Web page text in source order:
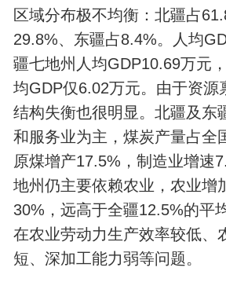
区域分布极不均衡：北疆占
29.8%、东疆占8.4%。人均
疆七地州人均GDP10.69万元
均GDP仅6.02万元。由于资源
结构失衡也很明显。北疆及东
和服务业为主，煤炭产量占全
原煤增产17.5%，制造业增速
地州仍主要依赖农业，农业增
30%，远高于全疆12.5%的平
在农业劳动力生产效率较低、
短、深加工能力弱等问题。